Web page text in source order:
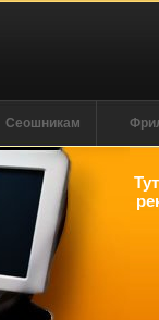
Сеошникам